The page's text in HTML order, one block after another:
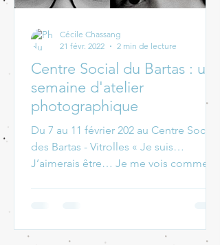
Centre Social du Bartas : une
semaine d'atelier
photographique
Du 7 au 11 février 202 au Centre Social
des Bartas - Vitrolles « Je suis…
J’aimerais être… Je me vois comme…
Cécile Chassang
21 févr. 2022
2 min de lecture